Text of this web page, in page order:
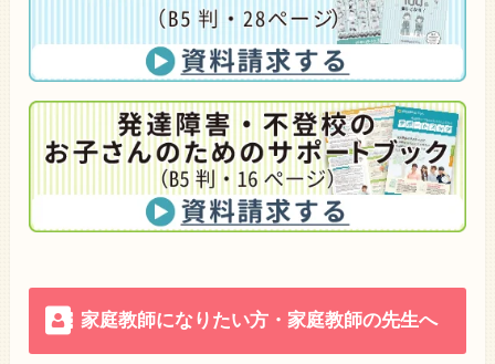
家庭教師になりたい方・家庭教師の先生へ